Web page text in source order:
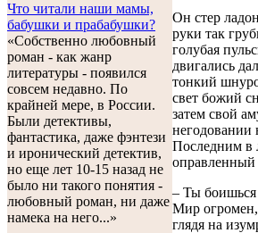
Что читали наши мамы,
бабушки и прабабушки?
«Собственно любовный
роман - как жанр
литературы - появился
совсем недавно. По
крайней мере, в России.
Были детективы,
фантастика, даже фэнтези
и иронический детектив,
но еще лет 10-15 назад не
было ни такого понятия -
любовный роман, ни даже
намека на него...»
Он стер
руки так
голубая
двигались
тонкий
свет божий
затем свой
негодовании
Последним в
оправленный
– Ты боишься
Мир
глядя на